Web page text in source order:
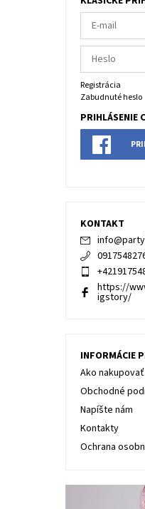
Registrácia
Zabudnuté heslo
PRIHLÁSENIE
KONTAKT
info@
https://
igstory/
INFORMÁCIE
Ako nakupovať
Obchodné
Napíšte nám
Kontakty
Ochrana